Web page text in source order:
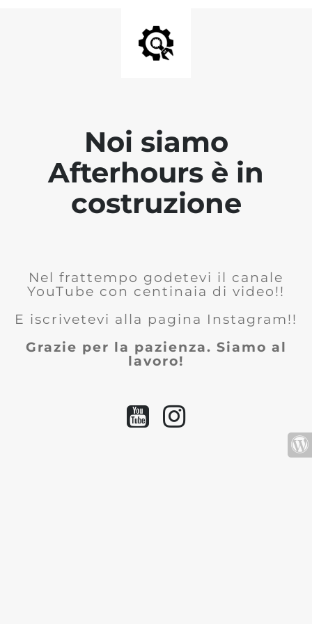
Noi siamo
Afterhours è in
costruzione
Nel frattempo godetevi il canale
YouTube con centinaia di video!!
E iscrivetevi alla pagina Instagram!!
Grazie per la pazienza. Siamo al
lavoro!